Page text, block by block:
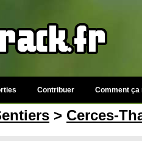
Contribuer Comment ça
> Cerces-